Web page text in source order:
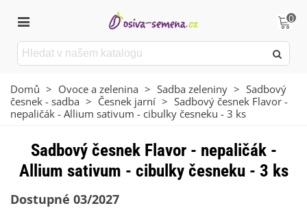
0
Domů > Ovoce a zelenina > Sadba zeleniny > Sadbový
česnek - sadba > Česnek jarní > Sadbový česnek Flavor -
nepaličák - Allium sativum - cibulky česneku - 3 ks
Sadbový česnek Flavor - nepaličák -
Allium sativum - cibulky česneku - 3 ks
Dostupné 03/2027